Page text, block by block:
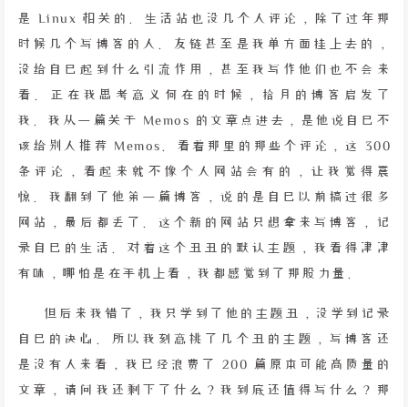
是 Linux 相关的。生活站也没几个人评论，除了过年那
时候几个写博客的人。友链甚至是我单方面挂上去的，
没给自己起到什么引流作用，甚至我写作他们也不会来
看。正在我思考意义何在的时候，拾月的博客启发了
我。我从一篇关于 Memos 的文章点进去，是他说自己不
该给别人推荐 Memos。看着那里的那些个评论，这 300
条评论，看起来就不像个人网站会有的，让我觉得震
惊。我翻到了他第一篇博客，说的是自己以前搞过很多
网站，最后都丢了。这个新的网站只想拿来写博客，记
录自己的生活。对着这个丑丑的默认主题，我看得津津
有味，哪怕是在手机上看，我都感觉到了那股力量。
但后来我错了，我只学到了他的主题丑，没学到记录
自己的决心。所以我刻意挑了几个丑的主题，写博客还
是没有人来看，我已经浪费了 200 篇原本可能高质量的
文章，请问我还剩下了什么？我到底还值得写什么？那